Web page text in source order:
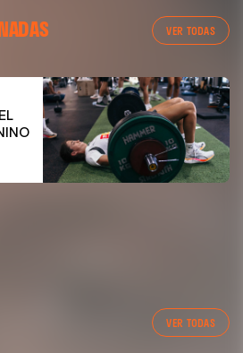
VER TODAS
VALENCIA CF FEMENINO
VER TODAS